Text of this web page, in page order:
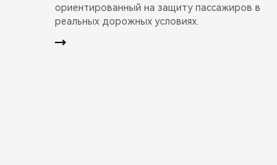
ориентированный на защиту пассажиров в
реальных дорожных условиях.